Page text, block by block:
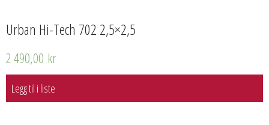
Urban Hi-Tech 702 2,5×2,5
2 490,00 kr
Legg til i liste